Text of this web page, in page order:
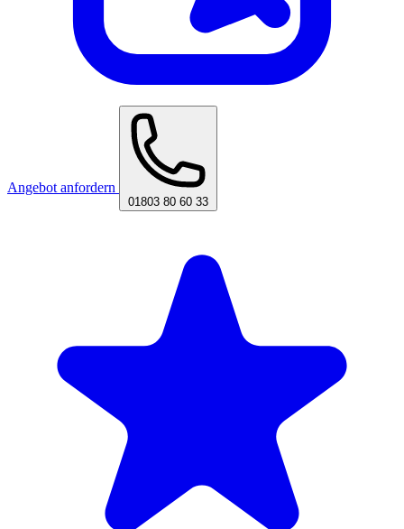
Angebot anfordern
01803 80 60 33